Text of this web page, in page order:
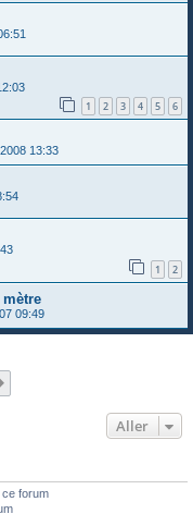
1 2 3 4 5 6
13:33
1 2
09:49
Aller
forum